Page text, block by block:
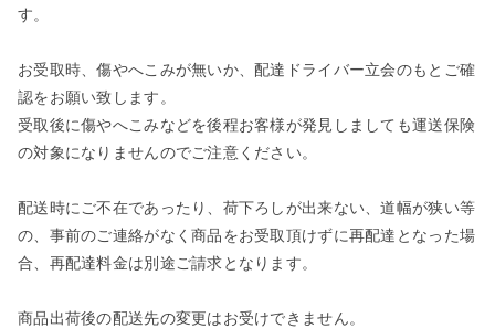
す。
お受取時、傷やへこみが無いか、配達ドライバー立会のもとご確
認をお願い致します。
受取後に傷やへこみなどを後程お客様が発見しましても運送保険
の対象になりませんのでご注意ください。
配送時にご不在であったり、荷下ろしが出来ない、道幅が狭い等
の、事前のご連絡がなく商品をお受取頂けずに再配達となった場
合、再配達料金は別途ご請求となります。
商品出荷後の配送先の変更はお受けできません。